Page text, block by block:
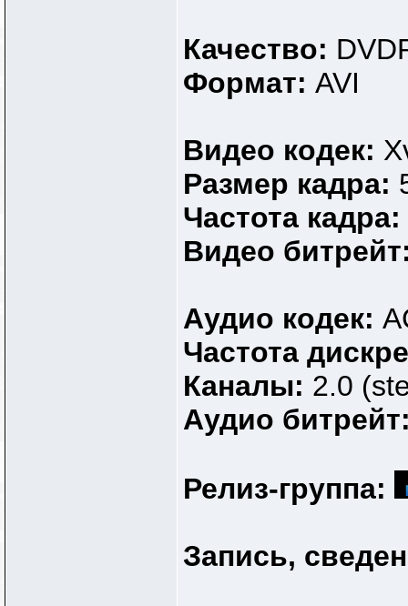
Качество:
Формат: AVI
Видео кодек:
Размер кадра:
Частота кадра:
Видео
Аудио кодек:
Частота
Каналы: 2.0
Аудио
Релиз-группа:
Запись,